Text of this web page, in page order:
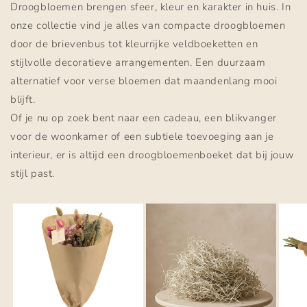
Droogbloemen brengen sfeer, kleur en karakter in huis. In
onze collectie vind je alles van compacte droogbloemen
door de brievenbus tot kleurrijke veldboeketten en
stijlvolle decoratieve arrangementen. Een duurzaam
alternatief voor verse bloemen dat maandenlang mooi
blijft.
Of je nu op zoek bent naar een cadeau, een blikvanger
voor de woonkamer of een subtiele toevoeging aan je
interieur, er is altijd een droogbloemenboeket dat bij jouw
stijl past.